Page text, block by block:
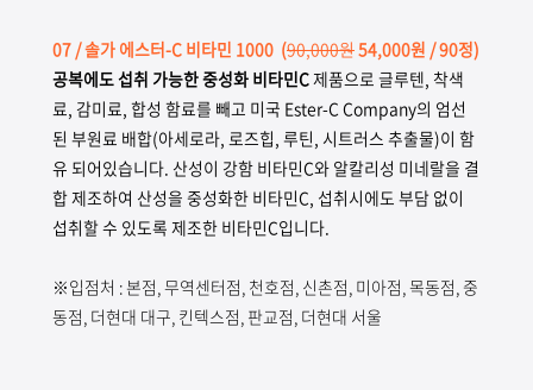
07 / 솔가 에스터-C 비타민 1000 (90,000원54,000원 / 90정)
공복에도 섭취 가능한 중성화 비타민C제품으로 글루텐, 착색
료, 감미료, 합성 함료를 빼고 미국 Ester-C Company의 엄선
된 부원료 배합(아세로라, 로즈힙, 루틴, 시트러스 추출물)이 함
유 되어있습니다. 산성이 강함 비타민C와 알칼리성 미네랄을 결
합 제조하여 산성을 중성화한 비타민C, 섭취시에도 부담 없이
섭취할 수 있도록 제조한 비타민C입니다.
※입점처 : 본점, 무역센터점, 천호점, 신촌점, 미아점, 목동점, 중
동점, 더현대 대구, 킨텍스점, 판교점, 더현대 서울